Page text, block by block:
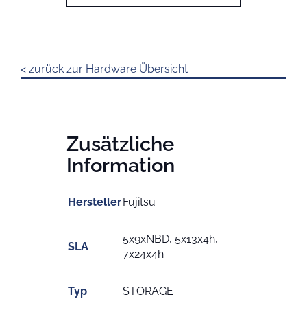
< zurück zur Hardware Übersicht
Zusätzliche
Information
HerstellerFujitsu
SLA
5x9xNBD, 5x13x4h,
7x24x4h
Typ STORAGE